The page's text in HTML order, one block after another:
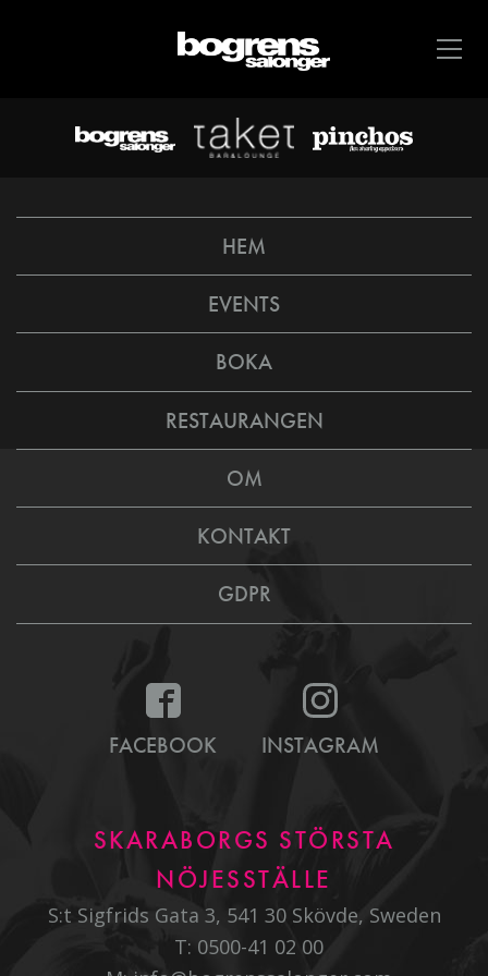
HEM
EVENTS
BOKA
RESTAURANGEN
OM
KONTAKT
GDPR
FACEBOOK INSTAGRAM
SKARABORGS STÖRSTA
NÖJESSTÄLLE
S:t Sigfrids Gata 3, 541 30 Skövde, Sweden
T: 0500-41 02 00